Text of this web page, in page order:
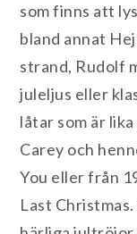
som finns att
bland annat
strand, Rudolf
juleljus eller
låtar som är
Carey och
You eller från
Last